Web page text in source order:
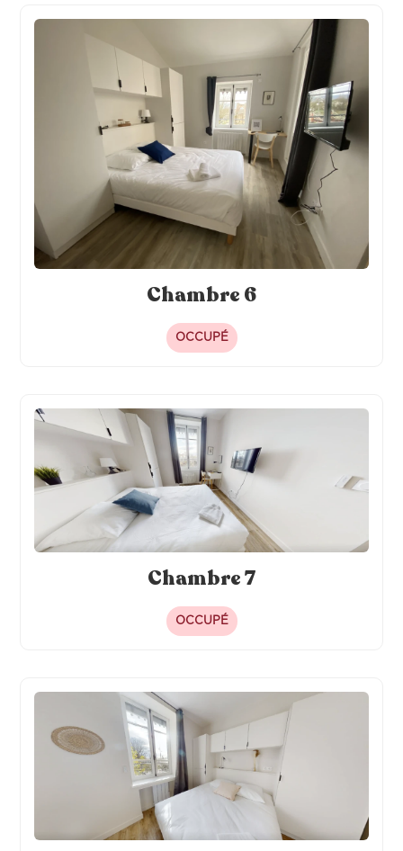
Chambre 6
OCCUPÉ
Chambre 7
OCCUPÉ